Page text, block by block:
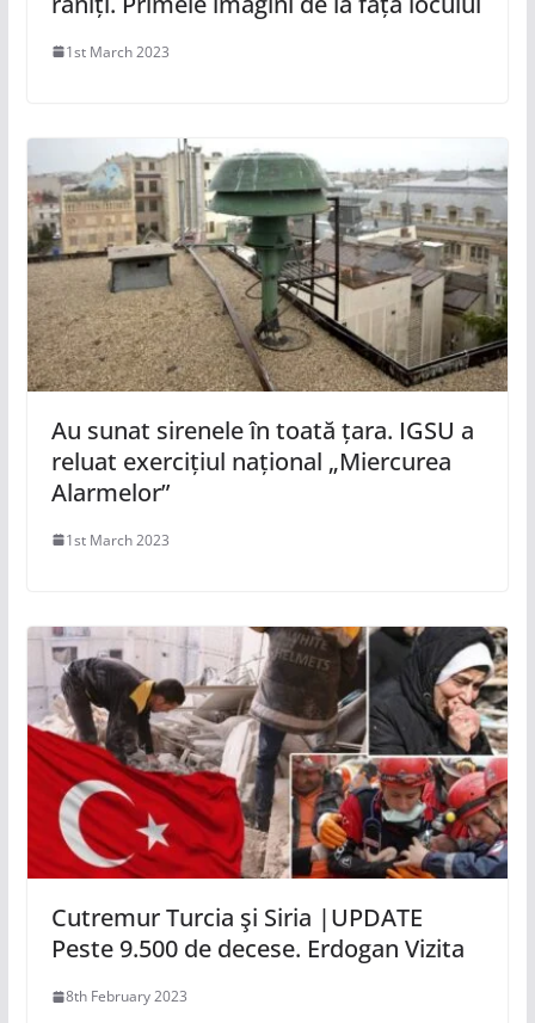
1st March 2023
Au sunat sirenele în toată țara. IGSU a
reluat exercițiul național „Miercurea
Alarmelor”
1st March 2023
Cutremur Turcia şi Siria |UPDATE
Peste 9.500 de decese. Erdogan Vizita
8th February 2023